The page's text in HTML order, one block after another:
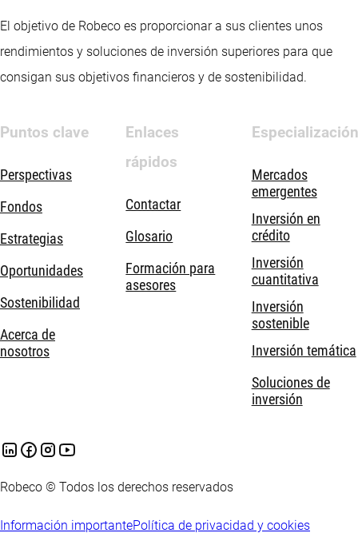
El objetivo de Robeco es proporcionar a sus clientes unos
rendimientos y soluciones de inversión superiores para que
consigan sus objetivos financieros y de sostenibilidad.
Puntos clave
Perspectivas
Fondos
Estrategias
Oportunidades
Sostenibilidad
Acerca de
nosotros
Enlaces
rápidos
Contactar
Glosario
Formación para
asesores
Especialización
Mercados
emergentes
Inversión en
crédito
Inversión
cuantitativa
Inversión
sostenible
Inversión temática
Soluciones de
inversión
Robeco © Todos los derechos reservados
Información importantePolítica de privacidad y cookies